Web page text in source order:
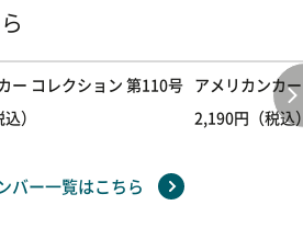
ー コレクション 第110号
）
アメリカンカ
2,190円（税込
バー一覧はこちら